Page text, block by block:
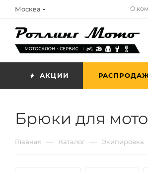
Москва О
АКЦИИ
Брюки для
Главная — Каталог — Экипировка